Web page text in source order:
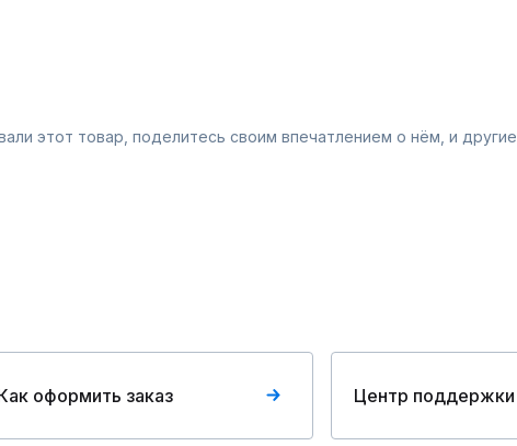
этот товар, поделитесь своим впечатлением о нём, и
оформить заказ Центр поддержки